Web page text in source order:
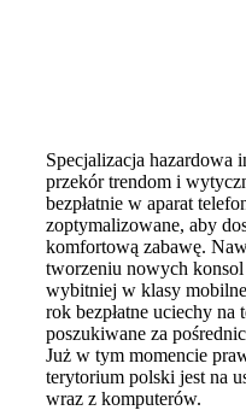
Specjalizacja hazardowa
przekór trendom i
bezpłatnie w aparat
zoptymalizowane, aby
komfortową zabawę.
tworzeniu nowych
wybitniej w klasy
rok bezpłatne uciechy na
poszukiwane za
Już w tym momencie
terytorium polski jest na
wraz z komputerów.